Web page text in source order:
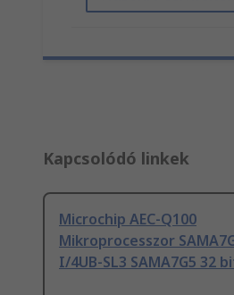
Kapcsolódó linkek
Microchip AEC-Q100
Mikroprocesszor
I/4UB-SL3 SAMA7G5 32